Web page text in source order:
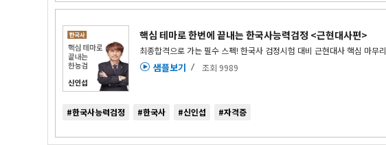
핵심 테마로 한번에 끝내는 한국사능력검정 <근현대사편>
최종합격으로 가는 필수 스펙! 한국사 검정시험 대비 근현대사 핵심 마무리
샘플보기 조회 9989
#한국사능력검정 #한국사 #신인섭 #자격증